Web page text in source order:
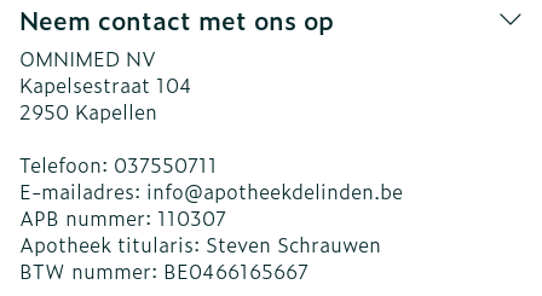
Neem contact met ons op
OMNIMED NV
Kapelsestraat 104
2950 Kapellen
Telefoon: 037550711
E-mailadres: info@apotheekdelinden.be
APB nummer: 110307
Apotheek titularis: Steven Schrauwen
BTW nummer: BE0466165667